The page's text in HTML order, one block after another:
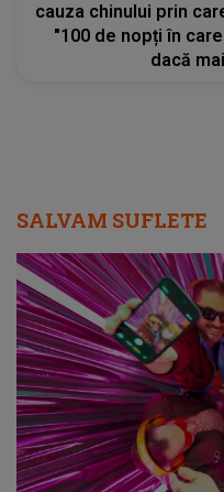
cauza chinului prin
"100 de nopți în
dacă
SALVAM SUFLETE